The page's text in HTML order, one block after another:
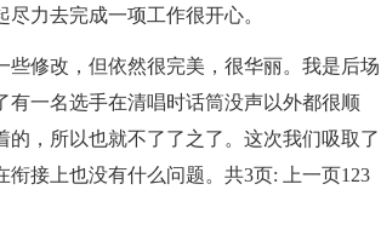
力去完成一项工作很开心。
修改，但依然很完美，很华丽。我是后场
一名选手在清唱时话筒没声以外都很顺
，所以也就不了了之了。这次我们吸取了
接上也没有什么问题。共3页: 上一页123